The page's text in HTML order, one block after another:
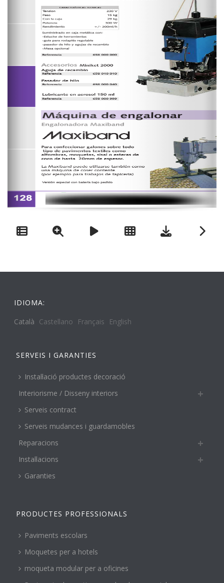
IDIOMA:
Català Castellano Français English
SERVEIS I GARANTIES
Instal·lació productes decoració
Interiorisme / Disseny interiors
Serveis contract
Serveis mudances i guardamobles
Reparacions
Instal·lacions
Garanties
PRODUCTES PROFESSIONALS
Paviments escolars
Moquetes per a hotels
moqueta modular per a oficines